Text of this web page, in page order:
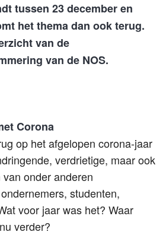
tussen 23 december en
het thema dan ookterug.
van de
van de NOS.
Corona
op het afgelopen corona-jaar
verdrietige, maar ook
onder anderen
studenten,
voor jaar was het? Waar
verder?